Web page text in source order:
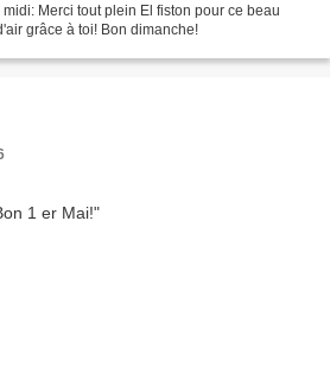
midi: Merci tout plein El fiston pour ce beau
grâce à toi! Bon dimanche!